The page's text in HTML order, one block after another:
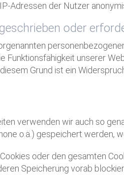
Adressen der Nutzer
oder
Funktionsfähigkeit unserer
Grund ist ein
verwenden wir auch so
o.ä.) gespeichert werden,
oder den gesamten
Speicherung vorab